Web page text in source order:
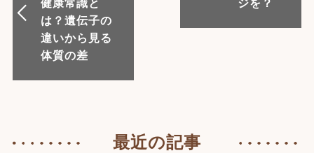
健康常識と
は？遺伝子の
違いから見る
体質の差
ジを？
最近の記事